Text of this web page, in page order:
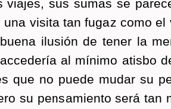
via­jes, sus sumas se
una vi­si­ta tan fugaz como
ilu­sión de tener la
al mí­ni­mo atis­bo
que no puede mudar su
su pen­sa­mien­to será tan